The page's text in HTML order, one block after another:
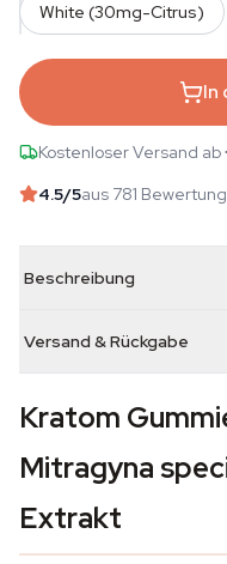
White (30mg-Citrus)
In
Kostenloser Versand
4.5/5aus 781
Beschreibung
Versand & Rückgabe
Kratom
Mitragyna
Extrakt